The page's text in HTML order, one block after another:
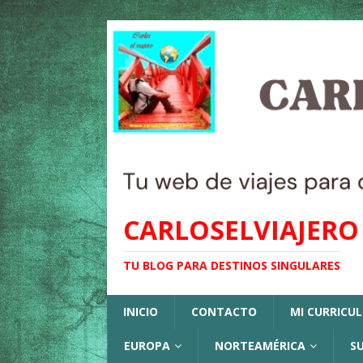
CARLOSELVIAJERO
TU BLOG PARA DESTINOS SINGULARES
INICIO CONTACTO MI
EUROPA NORTEAMÉRICA